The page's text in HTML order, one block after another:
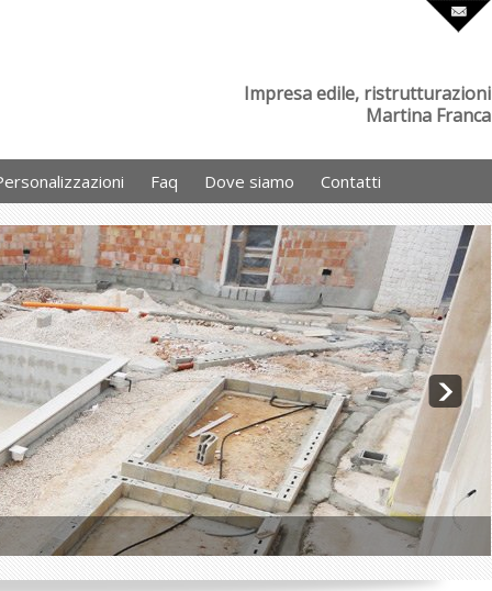
Impresa edile, ristrutturazioni
Martina Franca
Faq Dove siamo Contatti